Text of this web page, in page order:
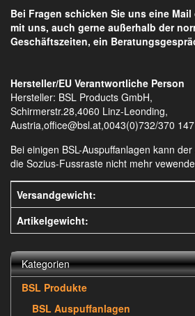
Bei Fragen schicken Sie uns eine
mit uns, auch gerne außerhalb der
Geschäftszeiten, ein
Hersteller/EU Verantwortliche Person
Hersteller: BSL Products GmbH,
Schirmerstr.28,4060 Linz-Leonding,
Austria,office@bsl.at,0043(0)732/370 147
Bei einigen BSL-Auspuffanlagen kann
die Sozius-Fussraste nicht mehr
Versandgewicht:
Artikelgewicht:
Kategorien
BSL Produkte
BSL Auspuffanlagen